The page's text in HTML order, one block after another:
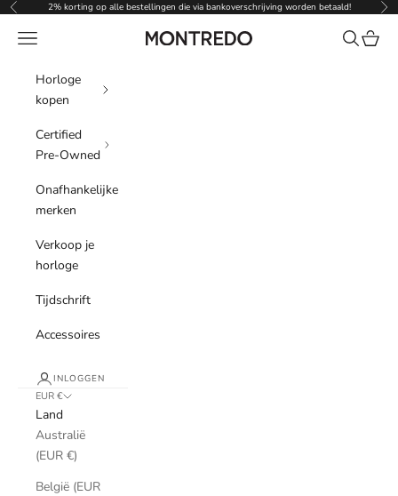
Naar inhoud
Vorige 2% korting op alle bestellingen die via bankoverschrijving worden betaald!
Montredo
Menu Zoeken
Horloge
kopen
Certified
Pre-Owned
Onafhankelijke
merken
Verkoop je
horloge
Tijdschrift
Accessoires
INLOGGEN
EUR €
Land
Australië
(EUR €)
België (EUR